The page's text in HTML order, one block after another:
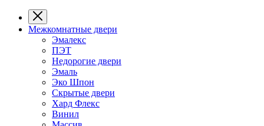
Межкомнатные двери
Эмалекс
ПЭТ
Недорогие двери
Эмаль
Эко Шпон
Скрытые двери
Хард Флекс
Винил